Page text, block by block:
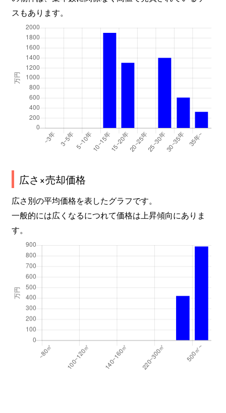
スもあります。
広さ×売却価格
広さ別の平均価格を表したグラフです。
一般的には広くなるにつれて価格は上昇傾向にありま
す。